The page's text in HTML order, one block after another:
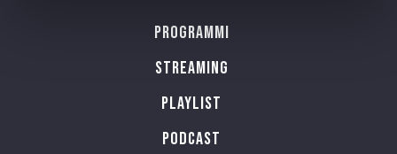
Programmi
Streaming
Playlist
PODCAST